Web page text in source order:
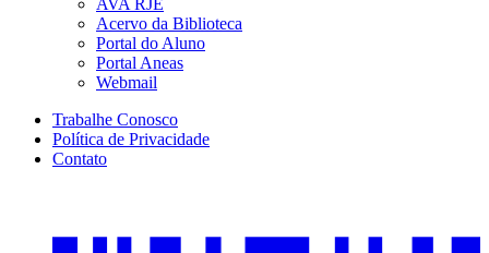
AVA RJE
Acervo da Biblioteca
Portal do Aluno
Portal Aneas
Webmail
Trabalhe Conosco
Política de Privacidade
Contato